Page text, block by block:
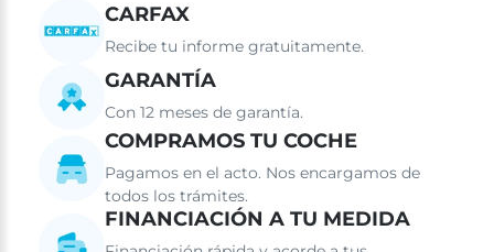
CARFAX
Recibe tu informe gratuitamente.
GARANTÍA
Con 12 meses de garantía.
COMPRAMOS TU COCHE
Pagamos en el acto. Nos encargamos de
todos los trámites.
FINANCIACIÓN A TU MEDIDA